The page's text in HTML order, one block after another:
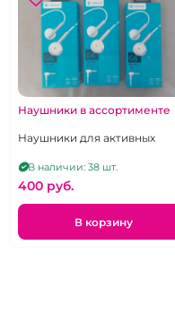
Наушники в ассортименте
Наушники для активных
В наличии: 38 шт.
400 pуб.
В корзину